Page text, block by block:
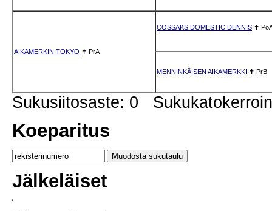
AIKAMERKIN TOKYO ✝ PrA
COSSAKS DOMESTIC DENNIS ✝ PoA
MENNINKÄISEN AIKAMERKKI ✝ PrB
Sukusiitosaste: 0
Koeparitus
Jälkeläiset